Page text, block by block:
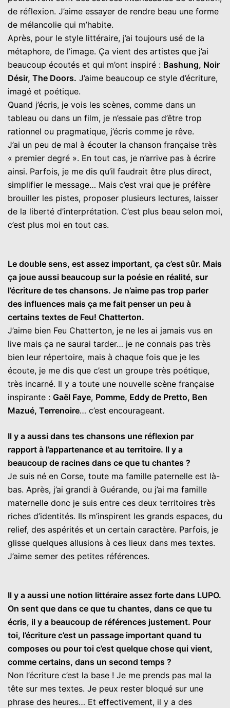
de réflexion. J’aime essayer de rendre beau une forme
de mélancolie qui m’habite.
Après, pour le style littéraire, j’ai toujours usé de la
métaphore, de l’image. Ça vient des artistes que j’ai
beaucoup écoutés et qui m’ont inspiré : Bashung, Noir
Désir, The Doors. J’aime beaucoup ce style d’écriture,
imagé et poétique.
Quand j’écris, je vois les scènes, comme dans un
tableau ou dans un film, je n’essaie pas d’être trop
rationnel ou pragmatique, j’écris comme je rêve.
J’ai un peu de mal à écouter la chanson française très
« premier degré ». En tout cas, je n’arrive pas à écrire
ainsi. Parfois, je me dis qu’il faudrait être plus direct,
simplifier le message… Mais c’est vrai que je préfère
brouiller les pistes, proposer plusieurs lectures, laisser
de la liberté d’interprétation. C’est plus beau selon moi,
c’est plus moi en tout cas.
Le double sens, est assez important, ça c’est sûr. Mais
ça joue aussi beaucoup sur la poésie en réalité, sur
l’écriture de tes chansons. Je n’aime pas trop parler
des influences mais ça me fait penser un peu à
certains textes de Feu! Chatterton.
J’aime bien Feu Chatterton, je ne les ai jamais vus en
live mais ça ne saurai tarder… je ne connais pas très
bien leur répertoire, mais à chaque fois que je les
écoute, je me dis que c’est un groupe très poétique,
très incarné. Il y a toute une nouvelle scène française
inspirante : Gaël Faye, Pomme, Eddy de Pretto, Ben
Mazué, Terrenoire… c’est encourageant.
Il y a aussi dans tes chansons une réflexion par
rapport à l’appartenance et au territoire. Il y a
beaucoup de racines dans ce que tu chantes ?
Je suis né en Corse, toute ma famille paternelle est là-
bas. Après, j’ai grandi à Guérande, ou j’ai ma famille
maternelle donc je suis entre ces deux territoires très
riches d’identités. Ils m’inspirent les grands espaces, du
relief, des aspérités et un certain caractère. Parfois, je
glisse quelques allusions à ces lieux dans mes textes.
J’aime semer des petites références.
Il y a aussi une notion littéraire assez forte dans LUPO.
On sent que dans ce que tu chantes, dans ce que tu
écris, il y a beaucoup de références justement. Pour
toi, l’écriture c’est un passage important quand tu
composes ou pour toi c’est quelque chose qui vient,
comme certains, dans un second temps ?
Non l’écriture c’est la base ! Je me prends pas mal la
tête sur mes textes. Je peux rester bloqué sur une
phrase des heures… Et effectivement, il y a des